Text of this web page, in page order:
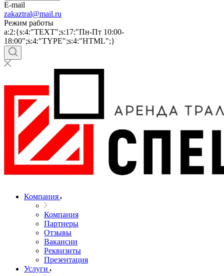
E-mail
zakaztral@mail.ru
Режим работы
a:2:{s:4:"TEXT";s:17:"Пн-Пт 10:00-
18:00";s:4:"TYPE";s:4:"HTML";}
Компания
Компания
Партнеры
Отзывы
Вакансии
Реквизиты
Презентация
Услуги